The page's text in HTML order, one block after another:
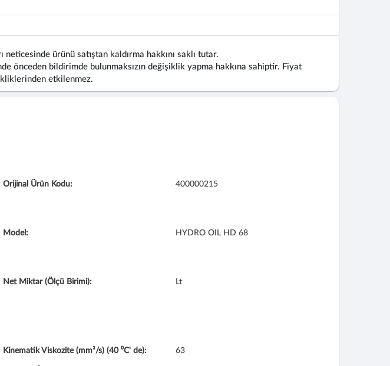
ürünü satıştan kaldırma hakkını saklı tutar.
önceden bildirimde bulunmaksızın değişiklik yapma hakkına sahiptir. Fiyat
etkilenmez.
Orijinal Ürün Kodu: 400000215
Model: HYDRO OIL HD 68
Net Miktar (Ölçü Birimi): Lt
Kinematik Viskozite (mm²/s) (40 ⁰C' de): 63